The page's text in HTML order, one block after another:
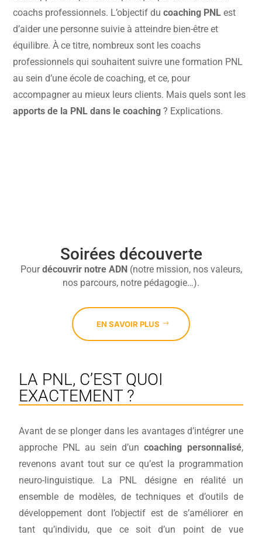
coachs professionnels. L’objectif ducoaching PNL est
d’aider une personne suivie à atteindre bien-être et
équilibre. À ce titre, nombreux sont les coachs
professionnels qui souhaitent suivre une formation PNL
au sein d’une école de coaching, et ce, pour
accompagner au mieux leurs clients. Mais quels sont les
apports de la PNL dans le coaching ? Explications.
Soirées découverte
Pourdécouvrir notre ADN(notre mission, nos valeurs,
nos parcours, notre pédagogie…).
EN SAVOIR PLUS
LA PNL, C’EST QUOI
EXACTEMENT ?
Avant de se plonger dans les avantages d’intégrer une
approche PNL au sein d’uncoaching personnalisé,
revenons avant tout sur ce qu’est la programmation
neuro-linguistique. La PNL désigne en réalité un
ensemble de modèles, de techniques et d’outils de
développement dont l’objectif est de s’améliorer en
tant qu’individu, que ce soit d’un point de vue